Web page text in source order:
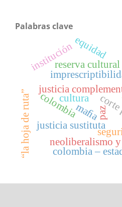
Palabras clave
justicia
justicia sustituta
“la hoja de ruta” paz
neoliberalismo y
colombia –
colombia
cultura
reserva cultural
instituciónequidad
maﬁa